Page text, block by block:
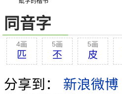
同音字
4画
匹
5画
丕
5画
皮
分享到： 新浪微博